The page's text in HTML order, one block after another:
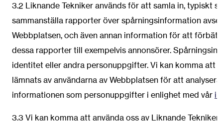
3.2 Liknande Tekniker används för att samla in, typiskt
sammanställa rapporter över spårningsinformation
Webbplatsen, och även annan information för att
dessa rapporter till exempelvis annonsörer.
identitet eller andra personuppgifter. Vi kan komma
lämnats av användarna av Webbplatsen för att
informationen som personuppgifter i enlighet med vår
3.3 Vi kan komma att använda oss av Liknande